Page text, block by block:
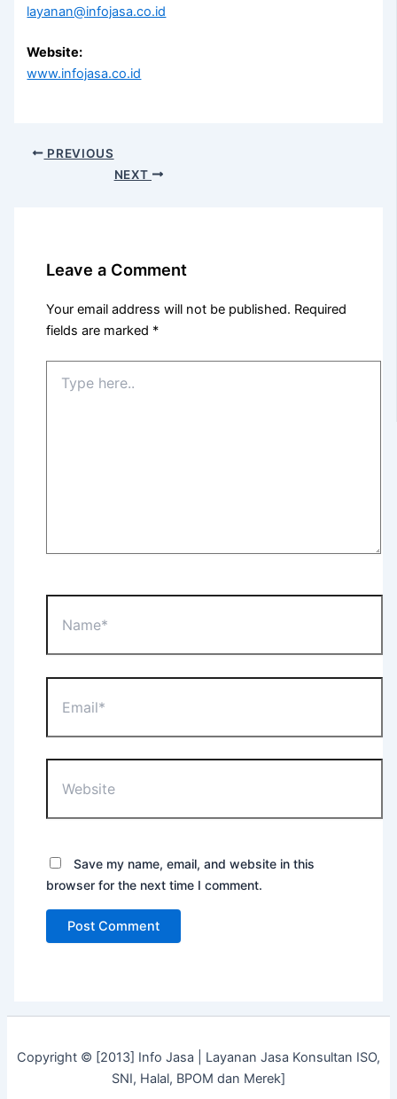
layanan@infojasa.co.id
Website:
www.infojasa.co.id
PREVIOUS
NEXT
Leave a Comment
Your email address will not be published. Required
fields are marked *
here..
Save my name, email, and website in this
browser for the next time I comment.
Copyright © [2013] Info Jasa | Layanan Jasa Konsultan ISO,
SNI, Halal, BPOM dan Merek]